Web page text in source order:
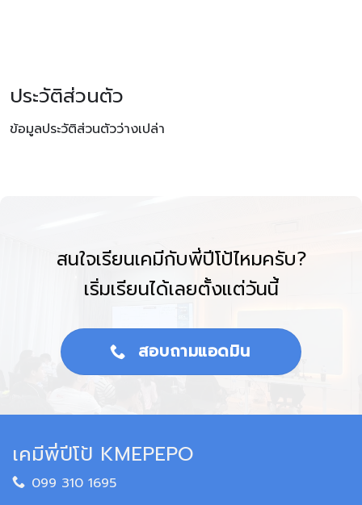
ประวัติส่วนตัว
ข้อมูลประวัติส่วนตัวว่างเปล่า
สนใจเรียนเคมีกับพี่ปีโป้ไหมครับ?
เริ่มเรียนได้เลยตั้งแต่วันนี้
สอบถามแอดมิน
เคมีพี่ปีโป้ KMEPEPO
099 310 1695